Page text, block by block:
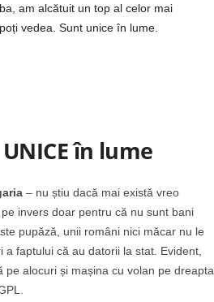
am alcătuit un top al celor mai
vedea. Sunt unice în lume.
în lume
– nu știu dacă mai există vreo
invers doar pentru că nu sunt bani
pupăză, unii români nici măcar nu le
faptului că au datorii la stat. Evident,
alocuri și mașina cu volan pe dreapta